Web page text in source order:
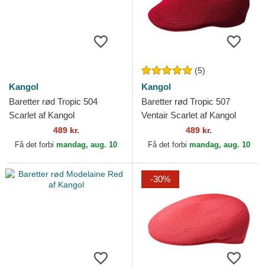
Kangol
Baretter rød Tropic 504
Scarlet af Kangol
489 kr.
Få det forbi mandag, aug. 10
(5)
Kangol
Baretter rød Tropic 507
Ventair Scarlet af Kangol
489 kr.
Få det forbi mandag, aug. 10
-30%